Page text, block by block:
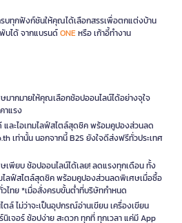
บทุกฟังก์ชันให้คุณได้เลือกสรรเพื่อตกแต่งบ้าน
พับได้ จากแบรนด์ONEหรือ เก้าอี้ทำงาน
มากมายให้คุณเลือกช้อปออนไลน์ได้อย่างจุใจ
าแรง
และไอเทมไลฟ์สไตล์สุดชิค พร้อมคูปองส่วนลด
เท่านั้น นอกจากนี้ B2S ยังใจดีส่งฟรีทั่วประเทศ
เพียบ ช้อปออนไลน์ได้เลย! ลดแรงทุกเดือน ทั้ง
ไลฟ์สไตล์สุดชิค พร้อมคูปองส่วนลดพิเศษเมื่อซื้อ
ไทย *เมื่อสั่งครบขั้นต่ำที่บริษัทกำหนด
ล์ ไม่ว่าจะเป็นอุปกรณ์อ่านเขียน เครื่องเขียน
เจอร์ ช้อปง่าย สะดวก ทุกที่ ทุกเวลา แค่มี App